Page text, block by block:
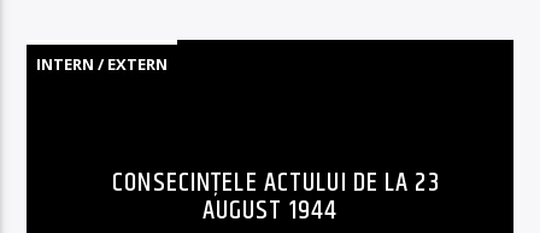
INTERN / EXTERN
CONSECINȚELE ACTULUI DE LA 23
AUGUST 1944